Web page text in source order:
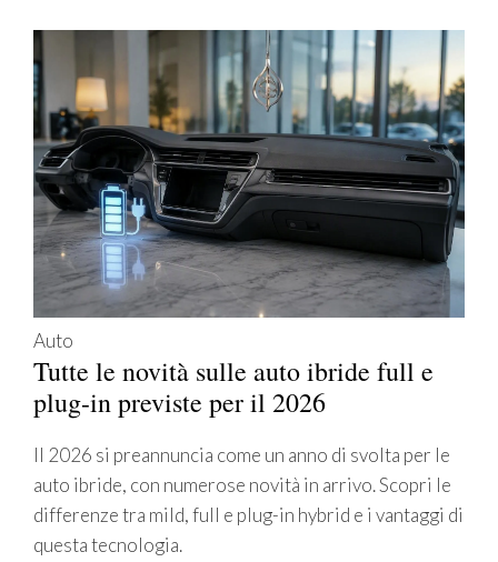
Auto
Tutte le novità sulle auto ibride full e
plug-in previste per il 2026
Il 2026 si preannuncia come un anno di svolta per le
auto ibride, con numerose novità in arrivo. Scopri le
differenze tra mild, full e plug-in hybrid e i vantaggi di
questa tecnologia.